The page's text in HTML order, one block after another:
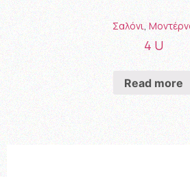
Σαλόνι
4 U
Read more